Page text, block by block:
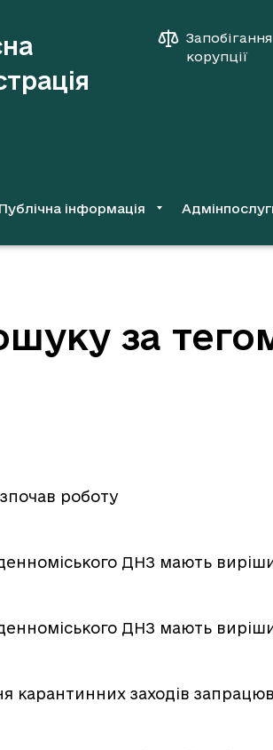
Запобігання
корупції
Публічна інформація
за
роботу
ДНЗ мають
ДНЗ мають
карантинних заходів